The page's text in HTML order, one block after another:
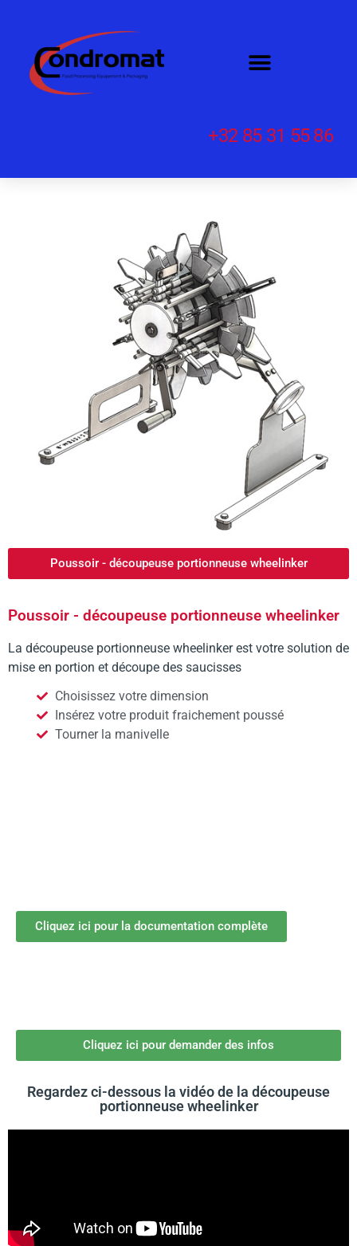
+32 85 31 55 86
Poussoir - découpeuse portionneuse wheelinker
Poussoir - découpeuse portionneuse wheelinker
La découpeuse portionneuse wheelinker est votre solution de
mise en portion et découpe des saucisses
Choisissez votre dimension
Insérez votre produit fraichement poussé
Tourner la manivelle
Cliquez ici pour la documentation complète
Cliquez ici pour demander des infos
Regardez ci-dessous la vidéo de la découpeuse
portionneuse wheelinker